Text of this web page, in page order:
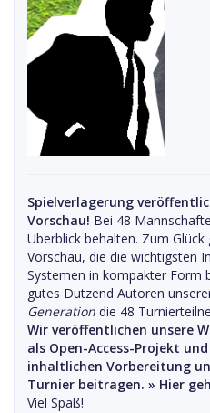
Spielverlagerung
Vorschau! Bei 48
Überblick behalten. Zum
Vorschau, die die wichtigsten
Systemen in kompakter Form
gutes Dutzend Autoren
Generation die 48
Wir veröffentlichen unsere
als Open-Access-Projekt
inhaltlichen Vorbereitung
Turnier beitragen. » Hier
Viel Spaß!